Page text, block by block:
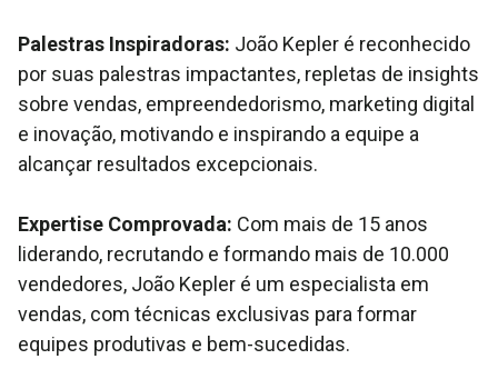
Palestras Inspiradoras: João Kepler é reconhecido
por suas palestras impactantes, repletas de insights
sobre vendas, empreendedorismo, marketing digital
e inovação, motivando e inspirando a equipe a
alcançar resultados excepcionais.
Expertise Comprovada: Com mais de 15 anos
liderando, recrutando e formando mais de 10.000
vendedores, João Kepler é um especialista em
vendas, com técnicas exclusivas para formar
equipes produtivas e bem-sucedidas.